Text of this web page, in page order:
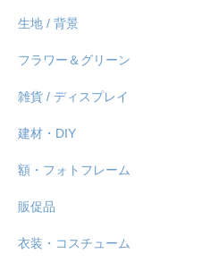
生地 / 背景
フラワー＆グリーン
雑貨 / ディスプレイ
建材・DIY
額・フォトフレーム
販促品
衣装・コスチューム